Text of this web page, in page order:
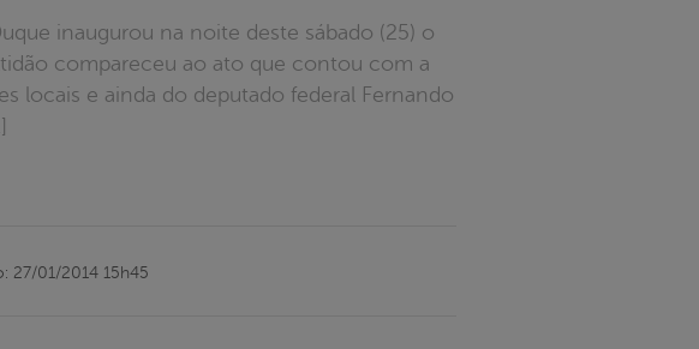
inaugurou na noite deste sábado (25) o
compareceu ao ato que contou com a
locais e ainda do deputado federal Fernando
27/01/2014 15h45